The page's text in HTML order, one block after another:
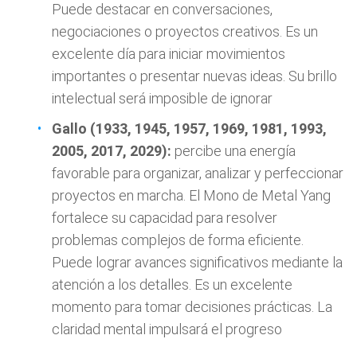
Puede destacar en conversaciones,
negociaciones o proyectos creativos. Es un
excelente día para iniciar movimientos
importantes o presentar nuevas ideas. Su brillo
intelectual será imposible de ignorar
Gallo (1933, 1945, 1957, 1969, 1981, 1993,
2005, 2017, 2029): percibe una energía
favorable para organizar, analizar y perfeccionar
proyectos en marcha. El Mono de Metal Yang
fortalece su capacidad para resolver
problemas complejos de forma eficiente.
Puede lograr avances significativos mediante la
atención a los detalles. Es un excelente
momento para tomar decisiones prácticas. La
claridad mental impulsará el progreso